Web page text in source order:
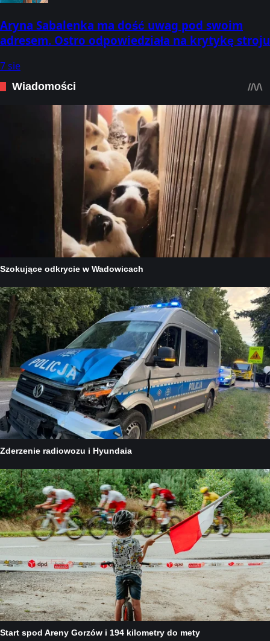
Aryna Sabalenka ma dość uwag pod swoim
adresem. Ostro odpowiedziała na krytykę stroju
7 sie